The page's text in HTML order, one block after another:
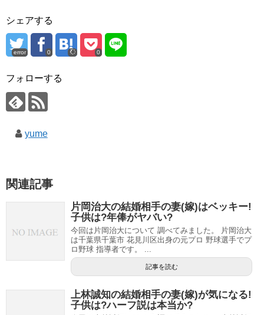
シェアする
error 0 0
フォローする
yume
関連記事
片岡治大の結婚相手の妻(嫁)はベッキー!
子供は?年俸がヤバい?
今回は片岡治大について 調べてみました。 片岡治大
は千葉県千葉市 花見川区出身の元プロ 野球選手でプ
ロ野球 指導者です。 ...
記事を読む
上林誠知の結婚相手の妻(嫁)が気になる!
子供は?ハーフ説は本当か?